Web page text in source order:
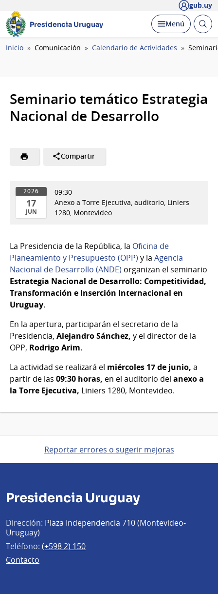
gub.uy
Presidencia Uruguay Desplegar
Menú Abrir
Ruta
Inicio Comunicación Calendario de Actividades
Seminario temático Estrategia
Nacional de Desarrollo
Compartir
2026
17
JUN
Jun
del
2026
09:30
Anexo a Torre Ejecutiva, auditorio, Liniers
1280, Montevideo
La Presidencia de la República, la Oficina de
Planeamiento y Presupuesto (OPP) y la Agencia
Nacional de Desarrollo (ANDE) organizan el seminario
Estrategia Nacional de Desarrollo: Competitividad,
Transformación e Inserción Internacional en
Uruguay.
En la apertura, participarán el secretario de la
Presidencia, Alejandro Sánchez, y el director de la
OPP, Rodrigo Arim.
La actividad se realizará el miércoles 17 de junio, a
partir de las 09:30 horas, en el auditorio del anexo a
la Torre Ejecutiva, Liniers 1280, Montevideo.
Reportar errores o sugerir mejoras
Presidencia Uruguay
Dirección: Plaza Independencia 710 (Montevideo-
Uruguay)
Teléfono: (+598 2) 150
Contacto